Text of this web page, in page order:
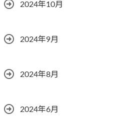
2024年10月
2024年9月
2024年8月
2024年6月